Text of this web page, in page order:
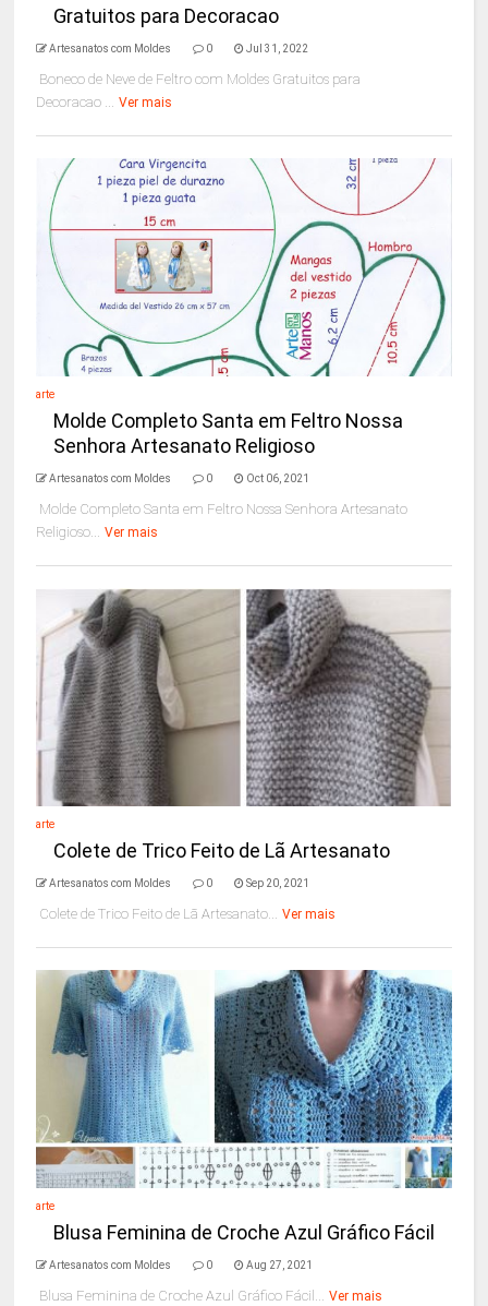
Gratuitos para Decoracao
Artesanatos com Moldes 0 Jul 31, 2022
Boneco de Neve de Feltro com Moldes Gratuitos para
Decoracao ... Ver mais
arte
Molde Completo Santa em Feltro Nossa
Senhora Artesanato Religioso
Artesanatos com Moldes 0 Oct 06, 2021
Molde Completo Santa em Feltro Nossa Senhora Artesanato
Religioso... Ver mais
arte
Colete de Trico Feito de Lã Artesanato
Artesanatos com Moldes 0 Sep 20, 2021
Colete de Trico Feito de Lã Artesanato... Ver mais
arte
Blusa Feminina de Croche Azul Gráfico Fácil
Artesanatos com Moldes 0 Aug 27, 2021
Blusa Feminina de Croche Azul Gráfico Fácil... Ver mais